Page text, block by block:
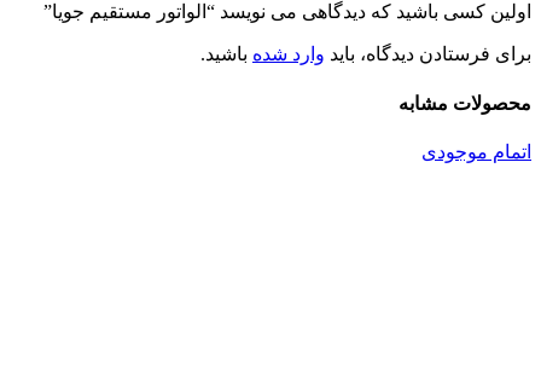
اولین کسی باشید که دیدگاهی می نویسد “الواتور مستقیم جویا”
برای فرستادن دیدگاه، باید وارد شده باشید.
محصولات مشابه
اتمام موجودی